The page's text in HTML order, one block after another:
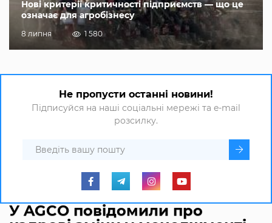
Нові критерії критичності підприємств — що це
означає для агробізнесу
8 липня 1 580
Не пропусти останні новини!
Підписуйся на наші соціальні мережі та e-mail
розсилку.
У AGCO повідомили про